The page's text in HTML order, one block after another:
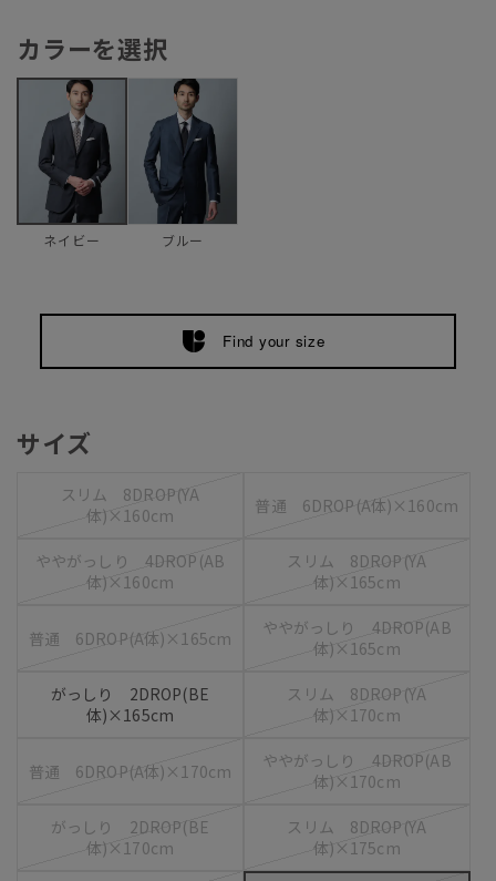
カラーを選択
ネイビー ブルー
Find your size
サイズ
スリム 8DROP(YA
体)×160cm
普通 6DROP(A体)×160cm
ややがっしり 4DROP(AB
体)×160cm
スリム 8DROP(YA
体)×165cm
普通 6DROP(A体)×165cm
ややがっしり 4DROP(AB
体)×165cm
がっしり 2DROP(BE
体)×165cm
スリム 8DROP(YA
体)×170cm
普通 6DROP(A体)×170cm
ややがっしり 4DROP(AB
体)×170cm
がっしり 2DROP(BE
体)×170cm
スリム 8DROP(YA
体)×175cm